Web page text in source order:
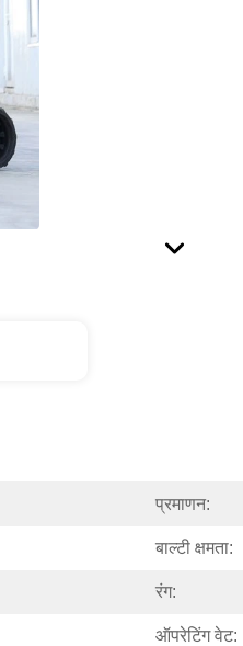
प्रमाणन:
बाल्टी क्षमता:
रंग:
ऑपरेटिंग वेट: